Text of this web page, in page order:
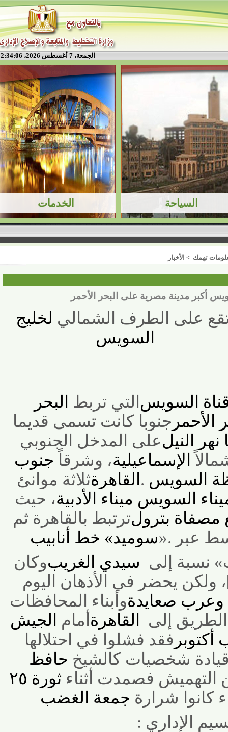
الجمعة، 7 أغسطس 2026، 2:34:07 م
تهمك >الأخبار
مدينة مصرية على البحر الأحمر
على الطرف الشمالي لخليج
السويس
السويسالتي تربط البحر
جنوبا كانت تسمى قديما
النيلعلى المدخل الجنوبي
الإسماعيلية، وشرقاً جنوب
القاهرة .السويس
ثلاثة موانئ
ميناء الأدبية السويس
، حيث
بترولترتبط بالقاهرة ثم
عبر
خط أنابيب «سوميد ».
إلى
سيدي الغريبوكان
يحضر في الأذهان اليوم
صعايدةوأبناء المحافظات
إلى
القاهرةأمام الجيش
فقد فشلوا في احتلالها
شخصيات كالشيخ حافظ
فصمدت أثناء
ثورة ٢٥
شرارة جمعة الغضب
الإداري :